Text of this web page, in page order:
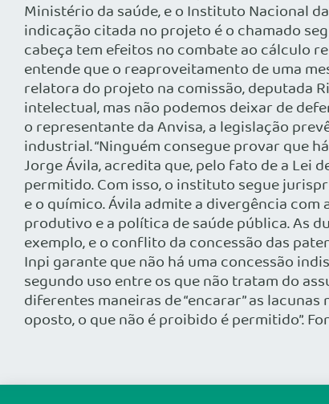
Ministério da saúde, e o Instituto Nacional
indicação citada no projeto é o chamado
cabeça tem efeitos no combate ao cálculo
entende que o reaproveitamento de uma
relatora do projeto na comissão, deputada
intelectual, mas não podemos deixar de
o representante da Anvisa, a legislação
industrial. “Ninguém consegue provar que
Jorge Ávila, acredita que, pelo fato de a Lei
permitido. Com isso, o instituto segue
e o químico. Ávila admite a divergência
produtivo e a política de saúde pública. As
exemplo, e o conflito da concessão das
Inpi garante que não há uma concessão
segundo uso entre os que não tratam do
diferentes maneiras de “encarar” as
oposto, o que não é proibido é permitido”.